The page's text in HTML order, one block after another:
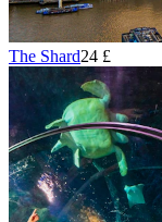
The Shard24 £